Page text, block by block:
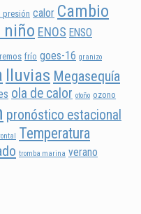
presión calor Cambio
niño ENOS ENSO
frío goes-16 granizo
lluvias Megasequía
ola de calor otoño ozono
pronóstico estacional
Temperatura
tromba marina verano